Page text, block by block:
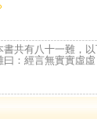
書共有八十一難，
曰：經言無實實虛